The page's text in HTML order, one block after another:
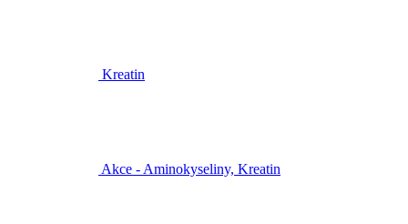
Kreatin
Akce - Aminokyseliny, Kreatin